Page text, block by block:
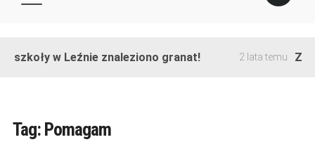
szkoły w Leźnie znaleziono granat! 2 lata temu
Tag: Pomagam